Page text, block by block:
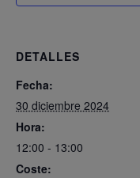
DETALLES
Fecha:
30 diciembre 2024
Hora:
12:00 - 13:00
Coste: